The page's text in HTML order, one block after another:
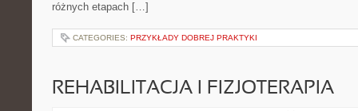
różnych etapach […]
CATEGORIES: PRZYKŁADY DOBREJ PRAKTYKI
REHABILITACJA I FIZJOTERAPIA